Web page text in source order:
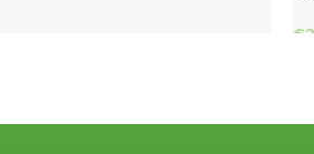
€